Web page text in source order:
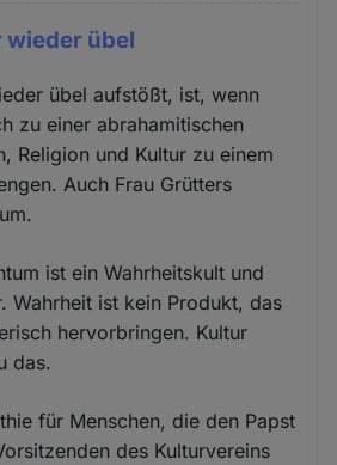
wieder übel
übel aufstößt, ist, wenn
zu einer abrahamitischen
Religion und Kultur zu einem
Auch Frau Grütters
ist ein Wahrheitskult und
Wahrheit ist kein Produkt, das
hervorbringen. Kultur
das.
für Menschen, die den Papst
des Kulturvereins